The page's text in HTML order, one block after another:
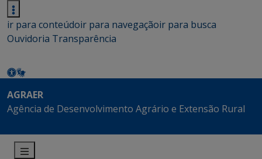
ir para conteúdoir para navegaçãoir para busca
Ouvidoria Transparência
AGRAER
Agência de Desenvolvimento Agrário e Extensão Rural